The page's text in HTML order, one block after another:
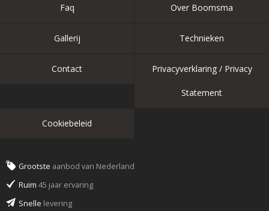
Faq Over Boomsma
Gallerij Technieken
Contact Privacyverklaring / Privacy
Statement
Cookiebeleid
Grootste aanbod van Nederland
Ruim 45 jaar ervaring
Snelle levering